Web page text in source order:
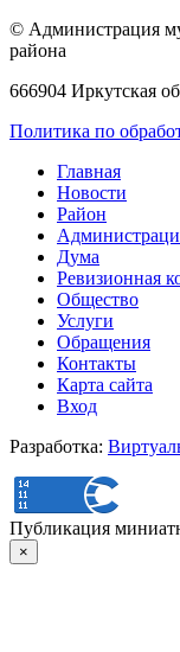
© Администрация
района
666904 Иркутская
Политика по
Главная
Новости
Район
Дума
Ревизионная
Общество
Услуги
Обращения
Контакты
Карта сайта
Вход
Разработка:
Публикация
×